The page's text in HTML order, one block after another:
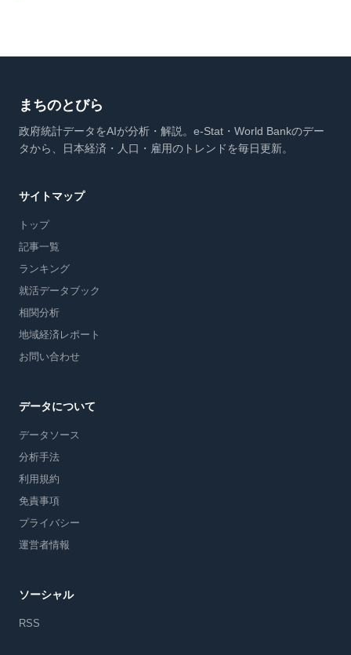
まちのとびら
政府統計データをAIが分析・解説。e-Stat・World Bankのデー
タから、日本経済・人口・雇用のトレンドを毎日更新。
サイトマップ
トップ
記事一覧
ランキング
就活データブック
相関分析
地域経済レポート
お問い合わせ
データについて
データソース
分析手法
利用規約
免責事項
プライバシー
運営者情報
ソーシャル
RSS